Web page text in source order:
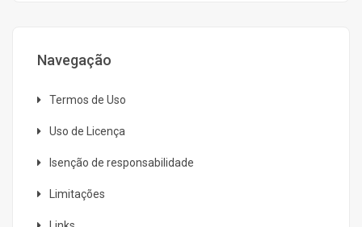
Navegação
Termos de Uso
Uso de Licença
Isenção de responsabilidade
Limitações